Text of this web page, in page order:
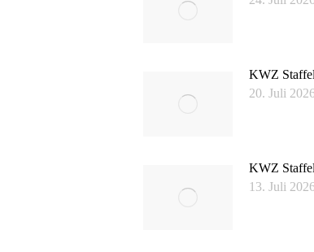
KWZ
20. Juli
KWZ
13. Juli